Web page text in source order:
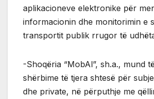
aplikacioneve elektronike për
informacionin dhe monitorimin e
transportit publik rrugor të
-Shoqëria “MobAl”, sh.a., mund
shërbime të tjera shtesë për
dhe private, në përputhje me